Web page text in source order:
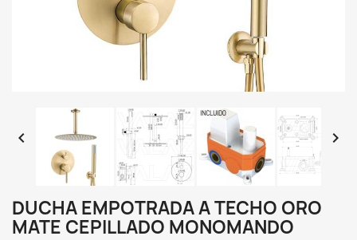
 
DUCHA EMPOTRADA A TECHO ORO
MATE CEPILLADO MONOMANDO